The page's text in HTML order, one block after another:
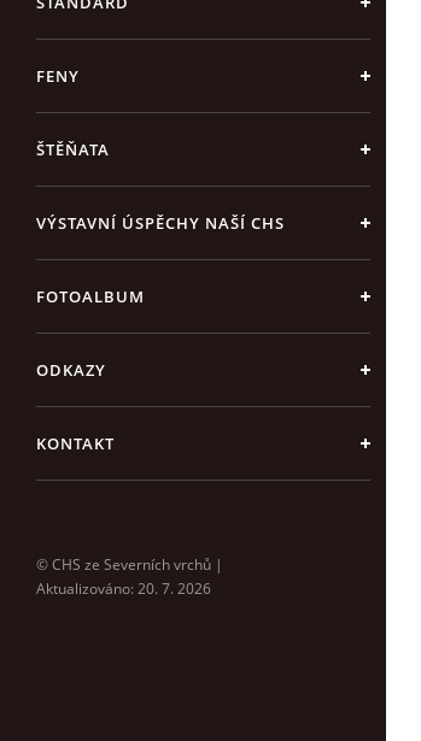
FENY
ŠTĚŇATA
VÝSTAVNÍ ÚSPĚCHY NAŠÍ CHS
FOTOALBUM
ODKAZY
KONTAKT
© CHS ze Severních vrchů |
Aktualizováno: 20. 7. 2026